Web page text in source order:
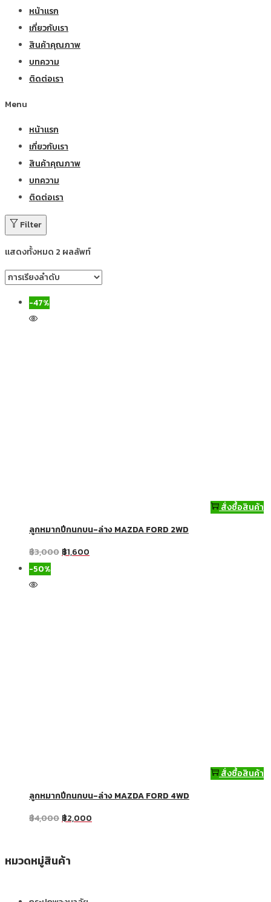
หน้าแรก
เกี่ยวกับเรา
สินค้าคุณภาพ
บทความ
ติดต่อเรา
Menu
หน้าแรก
เกี่ยวกับเรา
สินค้าคุณภาพ
บทความ
ติดต่อเรา
Filter
แสดงทั้งหมด 2 ผลลัพท์
-47%
สั่งซื้อสินค้า
ลูกหมากปีกนกบน-ล่าง MAZDA FORD 2WD
฿3,000฿1,600
-50%
สั่งซื้อสินค้า
ลูกหมากปีกนกบน-ล่าง MAZDA FORD 4WD
฿4,000฿2,000
หมวดหมู่สินค้า